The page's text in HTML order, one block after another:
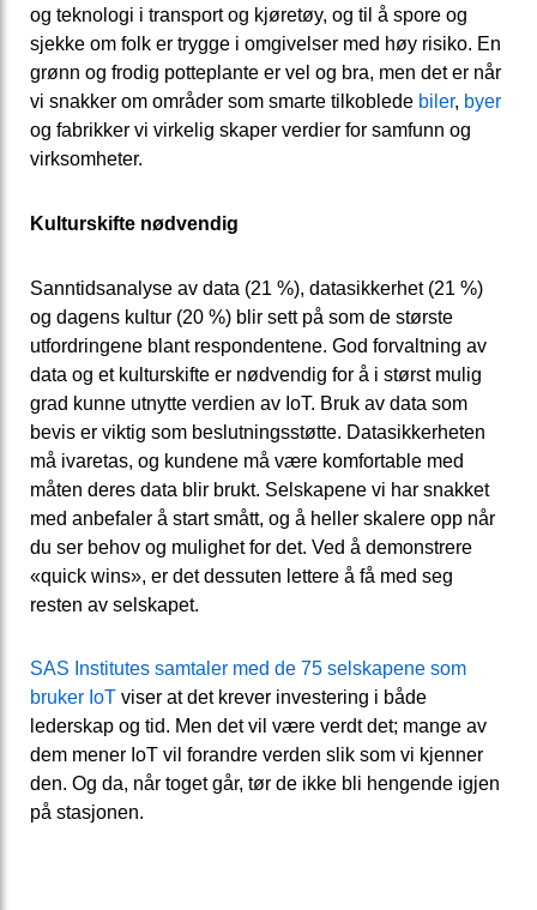
og teknologi i transport og kjøretøy, og til å spore og
sjekke om folk er trygge i omgivelser med høy risiko. En
grønn og frodig potteplante er vel og bra, men det er når
vi snakker om områder som smarte tilkoblede biler, byer
og fabrikker vi virkelig skaper verdier for samfunn og
virksomheter.
Kulturskifte nødvendig
Sanntidsanalyse av data (21 %), datasikkerhet (21 %)
og dagens kultur (20 %) blir sett på som de største
utfordringene blant respondentene. God forvaltning av
data og et kulturskifte er nødvendig for å i størst mulig
grad kunne utnytte verdien av IoT. Bruk av data som
bevis er viktig som beslutningsstøtte. Datasikkerheten
må ivaretas, og kundene må være komfortable med
måten deres data blir brukt. Selskapene vi har snakket
med anbefaler å start smått, og å heller skalere opp når
du ser behov og mulighet for det. Ved å demonstrere
«quick wins», er det dessuten lettere å få med seg
resten av selskapet.
SAS Institutes samtaler med de 75 selskapene som
bruker IoT viser at det krever investering i både
lederskap og tid. Men det vil være verdt det; mange av
dem mener IoT vil forandre verden slik som vi kjenner
den. Og da, når toget går, tør de ikke bli hengende igjen
på stasjonen.